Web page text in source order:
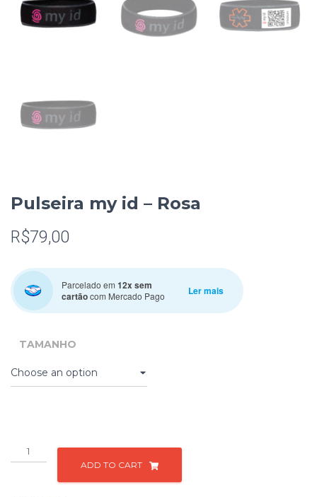
Pulseira my id – Rosa
R$79,00
Parcelado em 12x sem
cartãocom Mercado Pago Ler mais
TAMANHO
Pulseira
my
ADD TO CART